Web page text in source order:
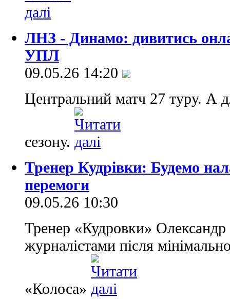
ЛНЗ - Динамо: дивитись
УПЛ
09.05.26 14:20
Центральний матч 27 туру. А
сезону.
Тренер Кудрівки: Будемо
перемоги
09.05.26 10:30
Тренер «Кудровки» Олександр
журналістами після
«Колоса»